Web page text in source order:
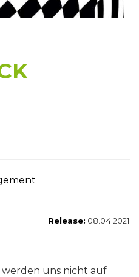
Release: 08.04.2021
uns nicht auf